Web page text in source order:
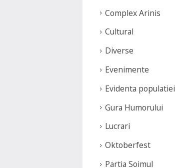
Complex Arinis
Cultural
Diverse
Evenimente
Evidenta populatiei
Gura Humorului
Lucrari
Oktoberfest
Partia Soimul